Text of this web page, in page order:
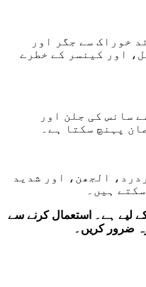
خوراک سے جگر اور
اور کینسر کے خطرے
سانس کی جلن اور
پہنچ سکتا ہے۔
الجھن، اور شدید
ہیں۔
لیے ہے۔ استعمال کرنے سے
ضرور کریں۔